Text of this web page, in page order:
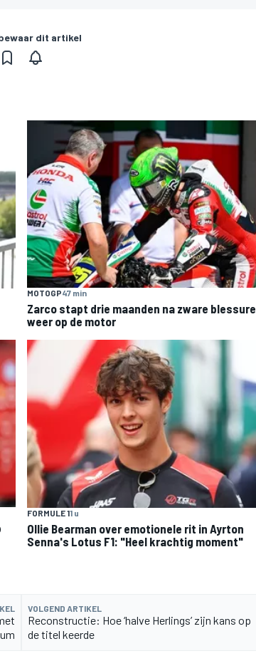
dit artikel
MOTOGP47 min
Zarco stapt drie maanden na zware blessure
weer op de motor
FORMULE 11 u
Ollie Bearman over emotionele rit in Ayrton
Senna's Lotus F1: "Heel krachtig moment"
VOLGEND ARTIKEL
Reconstructie: Hoe ‘halve Herlings’ zijn kans op
de titel keerde